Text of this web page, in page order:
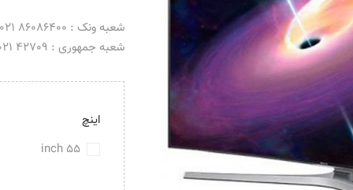
شعبه ونک : 86086400 021 _ 86086500 021
شعبه جمهوری : 42709 021 _ 66488069 021
اینچ
55 inch